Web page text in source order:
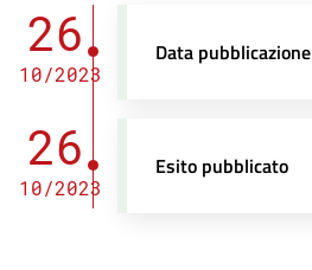
26
10/2023
Data pubblicazione
26
10/2023
Esito pubblicato